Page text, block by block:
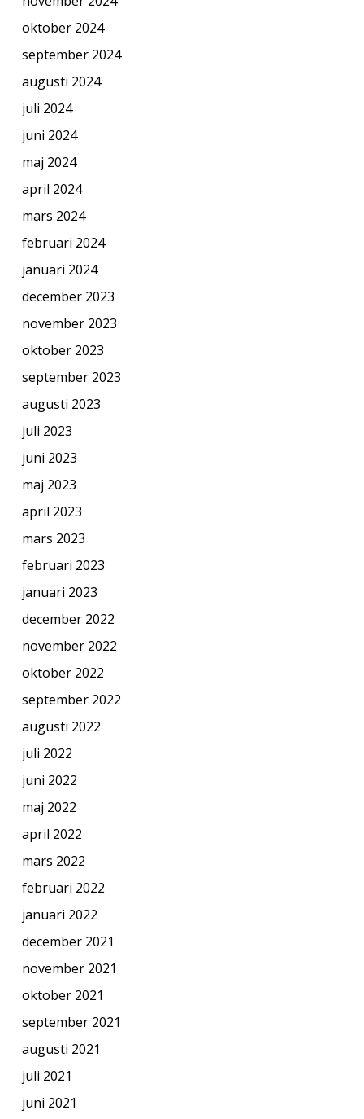
oktober 2024
september 2024
augusti 2024
juli 2024
juni 2024
maj 2024
april 2024
mars 2024
februari 2024
januari 2024
december 2023
november 2023
oktober 2023
september 2023
augusti 2023
juli 2023
juni 2023
maj 2023
april 2023
mars 2023
februari 2023
januari 2023
december 2022
november 2022
oktober 2022
september 2022
augusti 2022
juli 2022
juni 2022
maj 2022
april 2022
mars 2022
februari 2022
januari 2022
december 2021
november 2021
oktober 2021
september 2021
augusti 2021
juli 2021
juni 2021